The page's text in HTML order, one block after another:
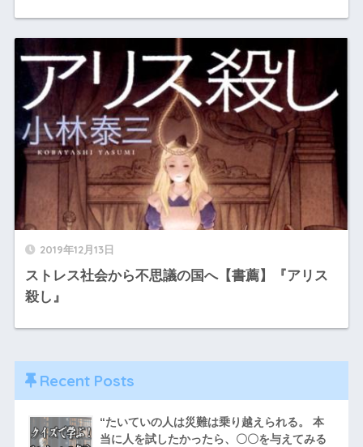
2019年12月13日
ストレス社会から不思議の国へ【書薦】『アリス
殺し』
Recent Posts
“たいていの人は災難は乗り越えられる。 本
当に人を試したかったら、〇〇を与えてみる